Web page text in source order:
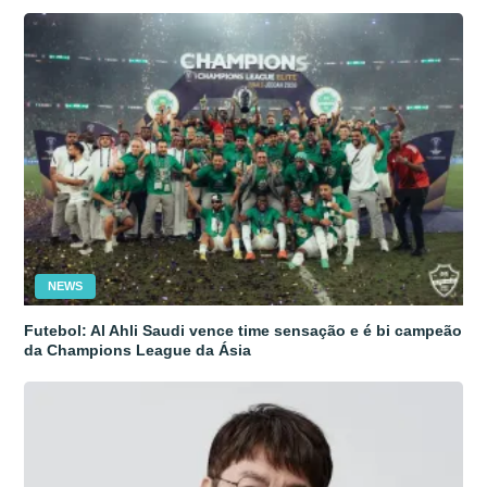
NEWS
Futebol: Al Ahli Saudi vence time sensação e é bi campeão
da Champions League da Ásia